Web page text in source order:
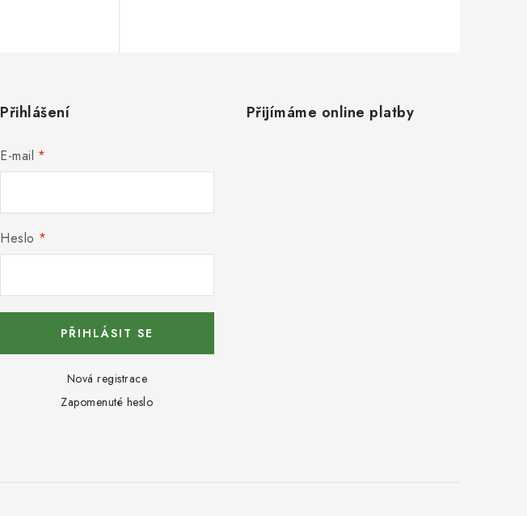
Přihlášení
E-mail
Heslo
PŘIHLÁSIT SE
Nová registrace
Zapomenuté heslo
Přijímáme online platby